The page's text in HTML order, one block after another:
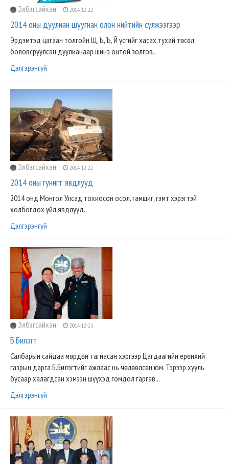
Элбэгсайхан 2014-12-22
2014 оны дуулиан шуугиан олон нийтийн сүлжээгээр
Эрдэмтэд цагаан толгойн Щ, Ь, Ъ, Й үсгийг хасах тухай төсөл
боловсруулсан дуулианаар шинэ онтой золгов..
Дэлгэрэнгүй
Элбэгсайхан 2014-12-22
2014 оны гунигт явдлууд
2014 онд Монгол Улсад тохиосон осол, гамшиг, гэмт хэрэгтэй
холбогдох үйл явдлууд..
Дэлгэрэнгүй
Элбэгсайхан 2014-12-23
Б.Билэгт
Салбарын сайдаа мөрдөн тагнасан хэргээр Цагдаагийн ерөнхий
газрын дарга Б.Билэгтийг ажлаас нь чөлөөлсөн юм. Тэрээр хууль
бусаар халагдсан хэмээн шүүхэд гомдол гаргав...
Дэлгэрэнгүй